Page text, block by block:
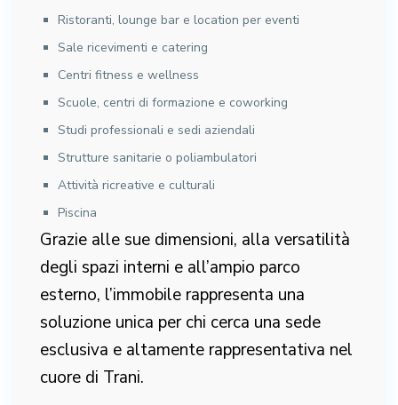
Ristoranti, lounge bar e location per eventi
Sale ricevimenti e catering
Centri fitness e wellness
Scuole, centri di formazione e coworking
Studi professionali e sedi aziendali
Strutture sanitarie o poliambulatori
Attività ricreative e culturali
Piscina
Grazie alle sue dimensioni, alla versatilità
degli spazi interni e all’ampio parco
esterno, l’immobile rappresenta una
soluzione unica per chi cerca una sede
esclusiva e altamente rappresentativa nel
cuore di Trani.